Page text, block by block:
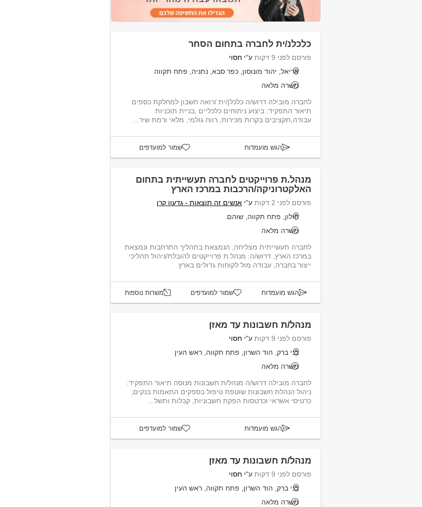
כלכלנ/ית לחברה בתחום הסחר
פורסם לפני 9 דקות ע"י חסוי
אריאל, יהוד מונוסון, כפר סבא, נתניה, פתח תקווה
משרה מלאה
לחברה מובילה דרוש/ה כלכלן/ית /רואה חשבון למחלקת כספים
תיאור התפקיד: ביצוע ניתוחים כלכליים ,בניית תוכניות
עבודה,תקציבים בקרות מכירות, רווח גולמי, מלאי ורמת שיר...
הגש מועמדות שמור למועדפים
מנהל.ת פרוייקטים לחברה תעשייתית בתחום
האלקטרוניקה/הרכבות במרכז הארץ
פורסם לפני 2 דקות ע"י אנשים זה תוצאות - גדעון קרן
חולון, פתח תקווה, שוהם
משרה מלאה
לחברה תעשייתית מצליחה, הנמצאת בתהליך התרחבות ונמצאת
במרכז הארץ, דרוש/ה: מנהל.ת פרוייקטים להובלת/ניהול תהליכי
ייצור בחברה, עבודה מול לקוחות גדולים בארץ
הגש מועמדות שמור למועדפים משרות נוספות
מנהל/ת חשבונות עד מאזן
פורסם לפני 9 דקות ע"י חסוי
בני ברק, הוד השרון, פתח תקווה, ראש העין
משרה מלאה
לחברה מובילה דרוש/ה מנהל/ת חשבונות מנוסה תיאור התפקיד:
ניהול הנהלת חשבונות שוטפת טיפול בספקים התאמות בנקים,
כרטיסי אשראי וכרטסות הפקת חשבוניות, קבלות ותשל...
הגש מועמדות שמור למועדפים
מנהל/ת חשבונות עד מאזן
פורסם לפני 9 דקות ע"י חסוי
בני ברק, הוד השרון, פתח תקווה, ראש העין
משרה מלאה